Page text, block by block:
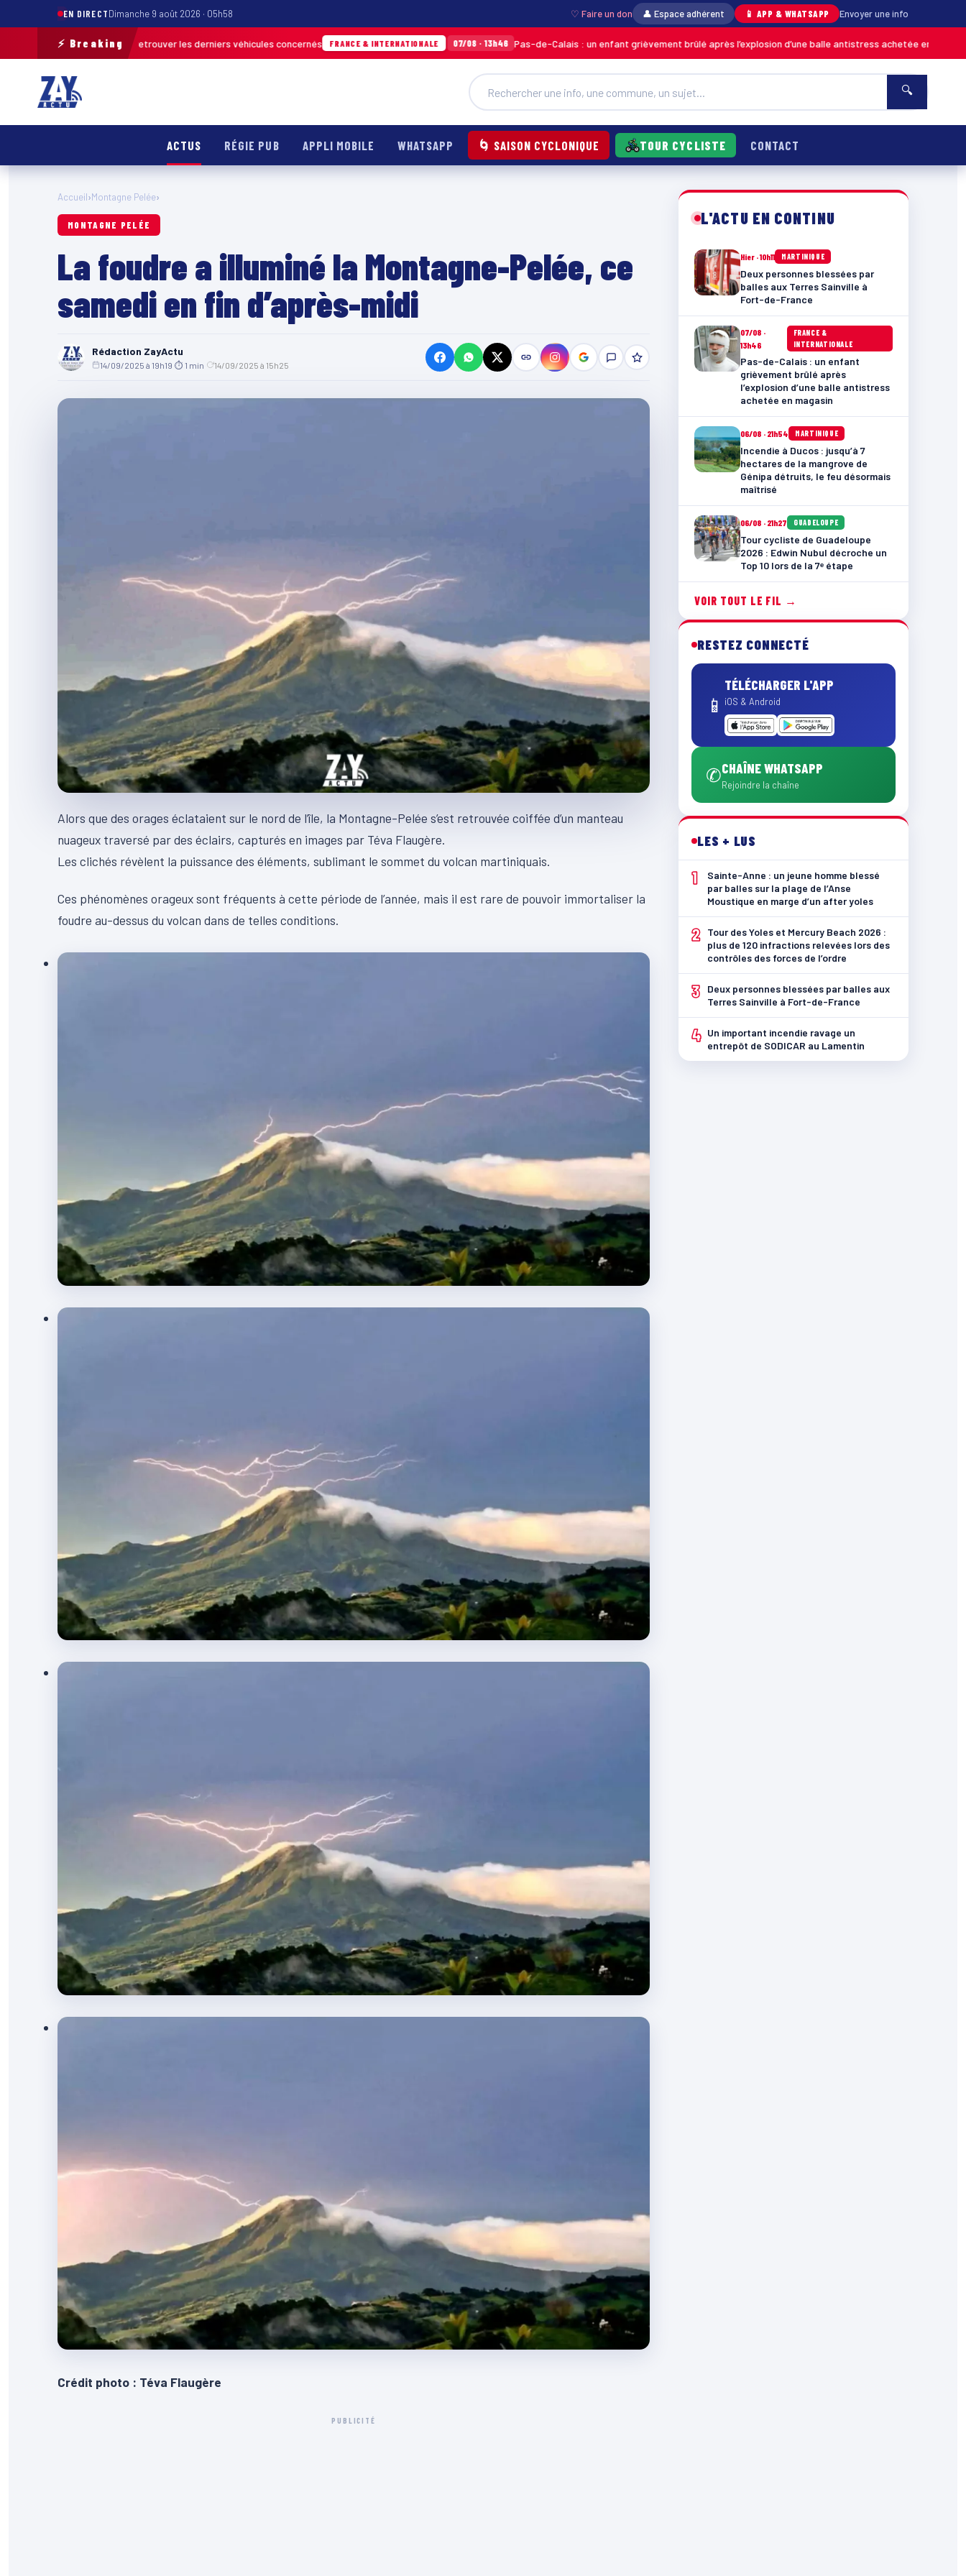
EN DIRECTDimanche 9 août 2026 · 05h58 ♡ Faire un don 👤 Espace adhérent 📱 APP & WHATSAPP Envoyer une info
⚡ Breaking
terrain pour retrouver les derniers véhicules concernés FRANCE & INTERNATIONALE 07/08 · 13h46 Pas-de-Calais : un enfant grièvement brûlé après l’explosion d’une balle antistress achetée en magasin MARTINIQUE
🔍
ACTUS RÉGIE PUB APPLI MOBILE WHATSAPP 🌀 SAISON CYCLONIQUE TOUR CYCLISTE CONTACT
Accueil›Montagne Pelée›
MONTAGNE PELÉE
La foudre a illuminé la Montagne-Pelée, ce
samedi en fin d’après-midi
Rédaction ZayActu
14/09/2025 à 19h19 ⏱ 1 min 14/09/2025 à 15h25
Alors que des orages éclataient sur le nord de l’île, la Montagne-Pelée s’est retrouvée coiffée d’un manteau
nuageux traversé par des éclairs, capturés en images par Téva Flaugère.
Les clichés révèlent la puissance des éléments, sublimant le sommet du volcan martiniquais.
Ces phénomènes orageux sont fréquents à cette période de l’année, mais il est rare de pouvoir immortaliser la
foudre au-dessus du volcan dans de telles conditions.
Crédit photo : Téva Flaugère
PUBLICITÉ
L'ACTU EN CONTINU
Hier · 10h11 MARTINIQUE
Deux personnes blessées par
balles aux Terres Sainville à
Fort-de-France
07/08 ·
13h46
FRANCE &
INTERNATIONALE
Pas-de-Calais : un enfant
grièvement brûlé après
l’explosion d’une balle antistress
achetée en magasin
06/08 · 21h54 MARTINIQUE
Incendie à Ducos : jusqu’à 7
hectares de la mangrove de
Génipa détruits, le feu désormais
maîtrisé
06/08 · 21h27 GUADELOUPE
Tour cycliste de Guadeloupe
2026 : Edwin Nubul décroche un
Top 10 lors de la 7ᵉ étape
VOIR TOUT LE FIL →
RESTEZ CONNECTÉ
📱
TÉLÉCHARGER L'APP
iOS & Android
✆CHAÎNE WHATSAPP
Rejoindre la chaîne
LES + LUS
1
Sainte-Anne : un jeune homme blessé
par balles sur la plage de l’Anse
Moustique en marge d’un after yoles
2
Tour des Yoles et Mercury Beach 2026 :
plus de 120 infractions relevées lors des
contrôles des forces de l’ordre
3
Deux personnes blessées par balles aux
Terres Sainville à Fort-de-France
4 Un important incendie ravage un
entrepôt de SODICAR au Lamentin